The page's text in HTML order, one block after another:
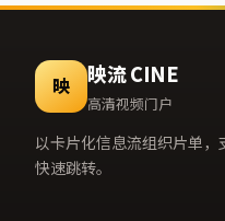
映 映流 CINE
高清视频门户
以卡片化信息流组织片单
快速跳转。